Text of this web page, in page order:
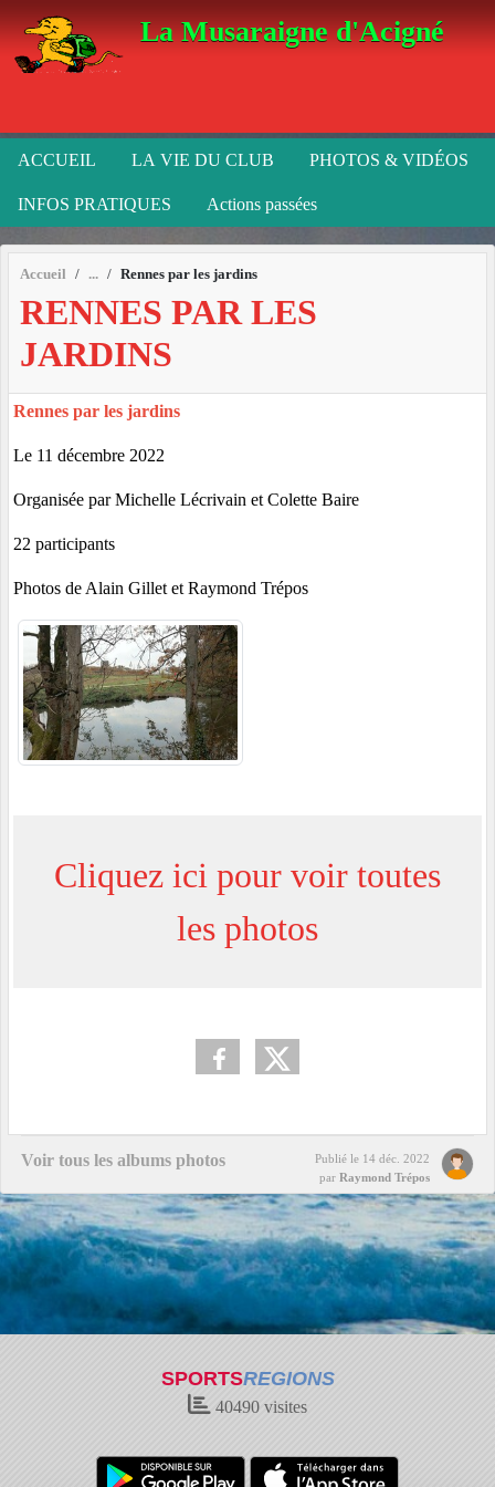
La Musaraigne d'Acigné
ACCUEIL LA VIE DU CLUB PHOTOS & VIDÉOS
INFOS PRATIQUES Actions passées
Accueil Rennes par les jardins
RENNES PAR LES
JARDINS
Rennes par les jardins
Le 11 décembre 2022
Organisée par Michelle Lécrivain et Colette Baire
22 participants
Photos de Alain Gillet et Raymond Trépos
Cliquez ici pour voir toutes
les photos
Voir tous les albums photos Publié le 14 déc. 2022
par Raymond Trépos
SPORTSREGIONS
40490 visites
Panneau de gestion des cookies